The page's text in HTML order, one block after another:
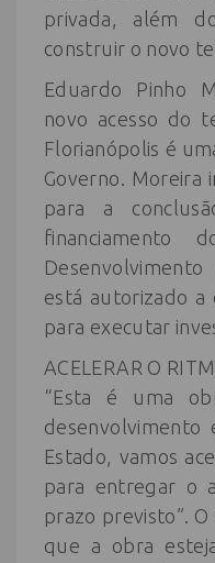
privada, além
construir o novo
Eduardo Pinho
novo acesso do
Florianópolis é
Governo. Moreira
para a
financiamento
Desenvolvimento
está autorizado a
para executar
ACELERAR O
“Esta é uma
desenvolvimento
Estado, vamos
para entregar o
prazo previsto”.
que a obra